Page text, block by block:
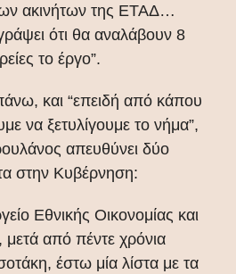
ακινήτων της ΕΤΑΔ…
ότι θα αναλάβουν 8
το έργο”.
και “επειδή από κάπου
να ξετυλίγουμε το νήμα”,
απευθύνει δύο
στην Κυβέρνηση:
Εθνικής Οικονομίας και
μετά από πέντε χρόνια
έστω μία λίστα με τα